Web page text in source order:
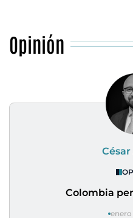
Opinión
Colombia
enero